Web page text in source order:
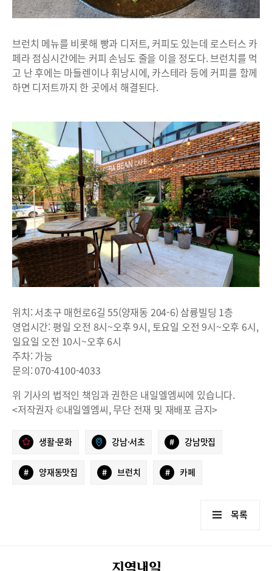
브런치 메뉴를 비롯해 빵과 디저트, 커피도 있는데 로스터스 카
페라 점심시간에는 커피 손님도 줄을 이을 정도다. 브런치를 먹
고 난 후에는 마들렌이나 휘낭시에, 카스테라 등에 커피를 함께
하면 디저트까지 한 곳에서 해결된다.
위치: 서초구 매헌로6길 55(양재동 204-6) 삼륭빌딩 1층
영업시간: 평일 오전 8시~오후 9시, 토요일 오전 9시~오후 6시,
일요일 오전 10시~오후 6시
주차: 가능
문의: 070-4100-4033
위 기사의 법적인 책임과 권한은 내일엘엠씨에 있습니다.
<저작권자 ©내일엘엠씨, 무단 전재 및 재배포 금지>
생활·문화 강남·서초 # 강남맛집
# 양재동맛집 # 브런치 # 카페
목록